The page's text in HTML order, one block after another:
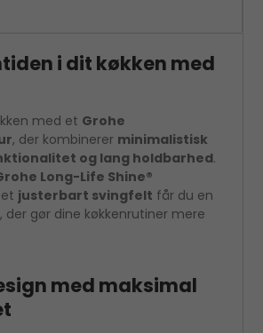
i dit køkken med
med et Grohe
, der kombinerer minimalistisk
og lang holdbarhed.
Long-Life Shine®
justerbart svingfelt får du en
der gør dine køkkenrutiner mere
med maksimal